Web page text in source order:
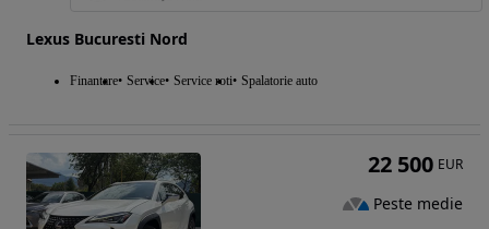
Lexus Bucuresti Nord
Finantare Service Service roti Spalatorie auto
22 500 EUR
Peste medie